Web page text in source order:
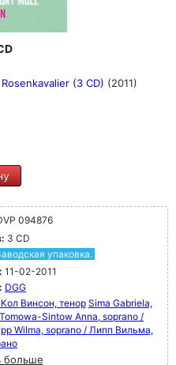
(3 CD) (2011)
094876
3 CD
упаковка.
11-02-2011
DGG
Винсон, тенор Sima Gabriela,
Tomowa-Sintow Anna, soprano /
Wilma, soprano / Липп Вильма,
больше